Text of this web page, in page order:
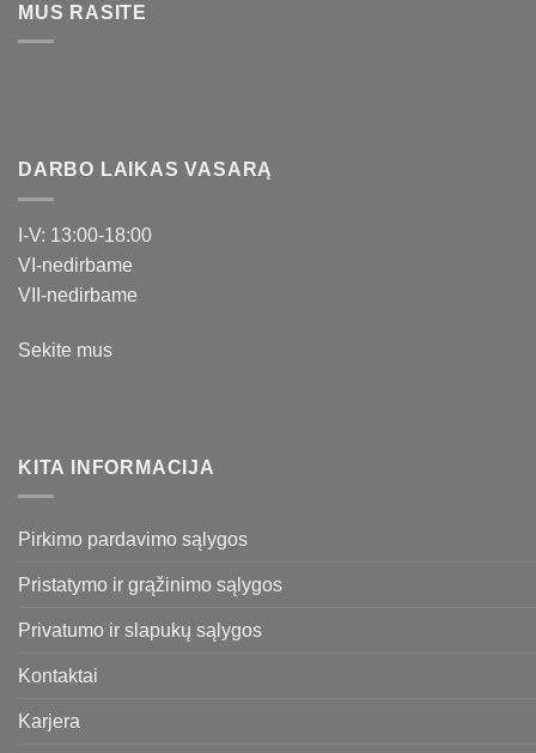
MUS RASITE
DARBO LAIKAS VASARĄ
I-V: 13:00-18:00
VI-nedirbame
VII-nedirbame
Sekite mus
KITA INFORMACIJA
Pirkimo pardavimo sąlygos
Pristatymo ir grąžinimo sąlygos
Privatumo ir slapukų sąlygos
Kontaktai
Karjera